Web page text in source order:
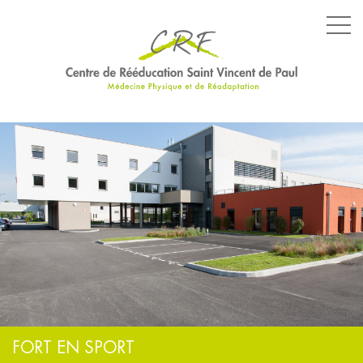
LE CENTRE
LES SERVICES
LES ÉQUIPEMENTS
PARCOURS SPÉCIFIQUES
NOS ENGAGEMENTS
ACTUALITÉS
FORT EN SPORT